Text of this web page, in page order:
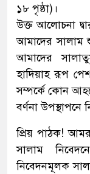
১৮ পৃষ্ঠা)।
উক্ত আলোচনা
আমাদের সালাম
আমাদের
হাদিয়াহ রূপ
সম্পর্কে কোন
বর্ণনা উপস্থাপনে
প্রিয় পাঠক!
সালাম
নিবেদনমূলক